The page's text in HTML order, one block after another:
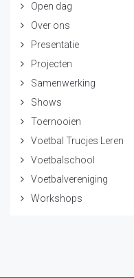
Open dag
Over ons
Presentatie
Projecten
Samenwerking
Shows
Toernooien
Voetbal Trucjes Leren
Voetbalschool
Voetbalvereniging
Workshops